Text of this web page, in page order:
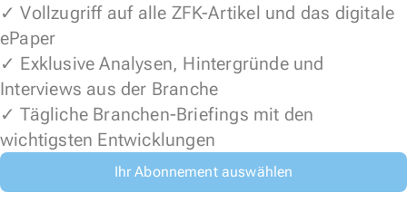
✓ Vollzugriff auf alle ZFK-Artikel und das digitale
ePaper
✓ Exklusive Analysen, Hintergründe und
Interviews aus der Branche
✓ Tägliche Branchen-Briefings mit den
wichtigsten Entwicklungen
Ihr Abonnement auswählen